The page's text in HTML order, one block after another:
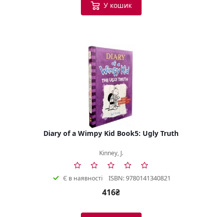
У кошик
Diary of a Wimpy Kid Book5: Ugly Truth
Kinney, J.
Є в наявності ISBN: 9780141340821
416₴